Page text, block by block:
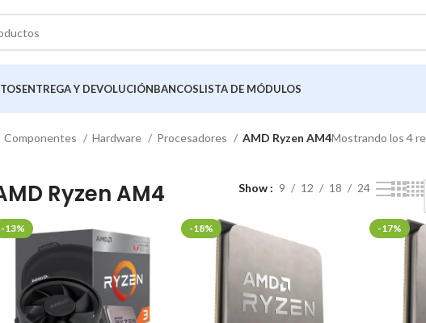
ENTREGA Y DEVOLUCIÓNBANCOSLISTA DE MÓDULOS
Componentes Hardware Procesadores AMD Ryzen AM4Mostrando los 4
Ryzen AM4 Show 9 12 18 24
-13% -18% -17%